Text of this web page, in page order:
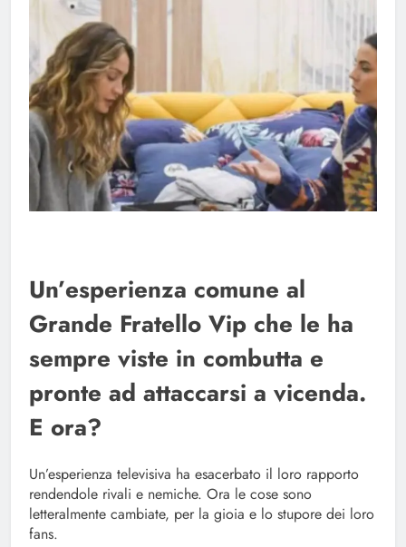
Un’esperienza comune al
Grande Fratello Vip che le ha
sempre viste in combutta e
pronte ad attaccarsi a vicenda.
E ora?
Un’esperienza televisiva ha esacerbato il loro rapporto
rendendole rivali e nemiche. Ora le cose sono
letteralmente cambiate, per la gioia e lo stupore dei loro
fans.